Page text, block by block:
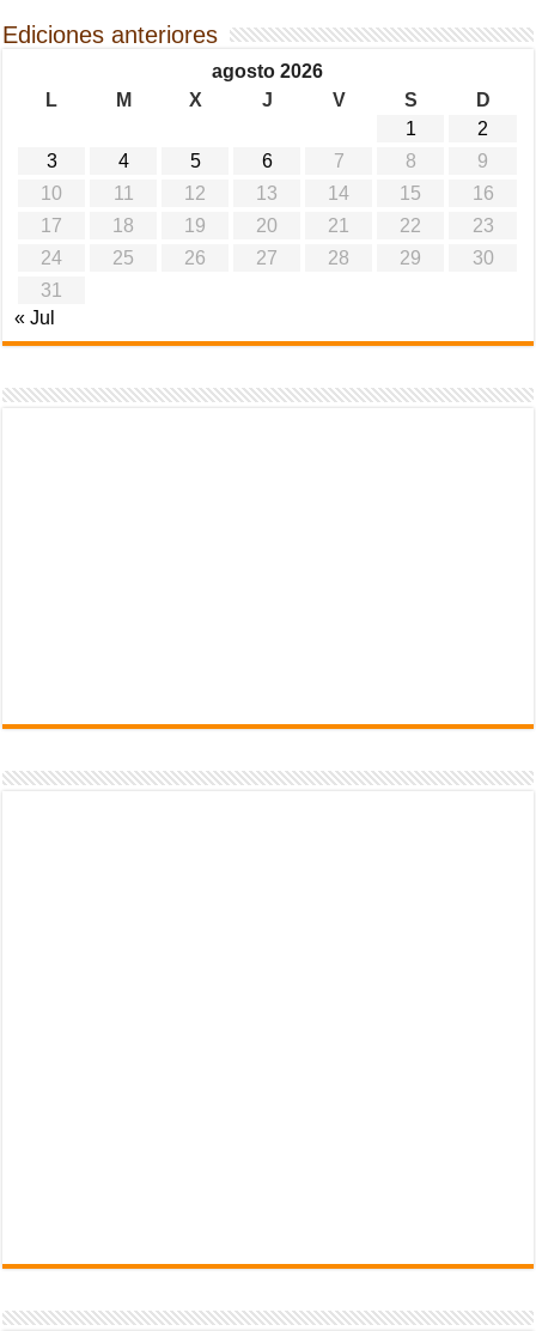
Ediciones anteriores
agosto 2026
L
M X J V S
D
1
2
3
4 5 6 7 8
9
10
11 12 13 14 15
16
17
18 19 20 21 22
23
24
25 26 27 28 29
30
31
« Jul